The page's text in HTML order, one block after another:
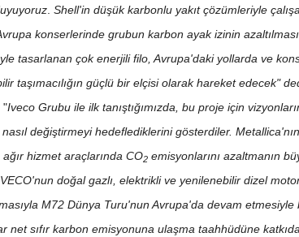
. Shell'in düşük karbonlu yakıt çözümleriyle
konserlerinde grubun karbon ayak izinin
tasarlanan çok enerjili filo, Avrupa'daki yollarda ve
taşımacılığın güçlü bir elçisi olarak hareket edecek"
"Iveco Grubu ile ilk tanıştığımızda, bu proje için
değiştirmeyi hedeflediklerini gösterdiler.
ağır hizmet araçlarında CO2emisyonlarını azaltmanın
doğal gazlı, elektrikli ve yenilenebilir dizel
M72 Dünya Turu'nun Avrupa'da devam
net sıfır karbon emisyonuna ulaşma taahhüdüne